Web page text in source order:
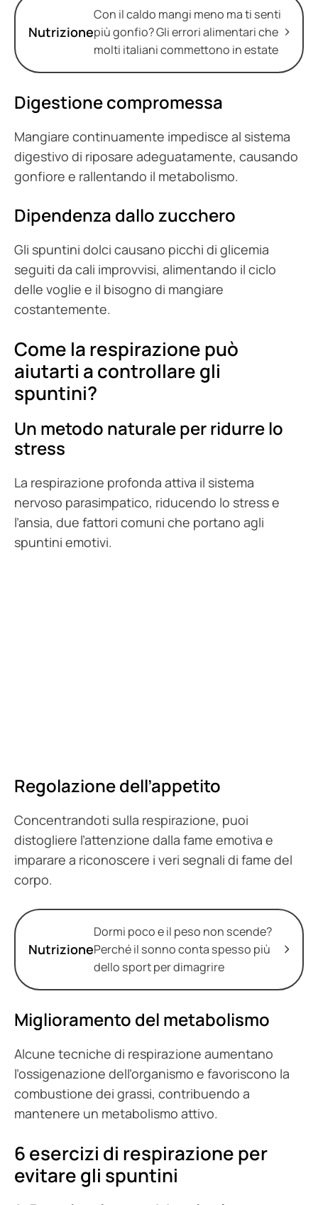
Nutrizione
Con il caldo mangi meno ma ti senti
più gonfio? Gli errori alimentari che
molti italiani commettono in estate
Digestione compromessa
Mangiare continuamente impedisce al sistema
digestivo di riposare adeguatamente, causando
gonfiore e rallentando il metabolismo.
Dipendenza dallo zucchero
Gli spuntini dolci causano picchi di glicemia
seguiti da cali improvvisi, alimentando il ciclo
delle voglie e il bisogno di mangiare
costantemente.
Come la respirazione può
aiutarti a controllare gli
spuntini?
Un metodo naturale per ridurre lo
stress
La respirazione profonda attiva il sistema
nervoso parasimpatico, riducendo lo stress e
l’ansia, due fattori comuni che portano agli
spuntini emotivi.
Regolazione dell’appetito
Concentrandoti sulla respirazione, puoi
distogliere l’attenzione dalla fame emotiva e
imparare a riconoscere i veri segnali di fame del
corpo.
Nutrizione
Dormi poco e il peso non scende?
Perché il sonno conta spesso più
dello sport per dimagrire
Miglioramento del metabolismo
Alcune tecniche di respirazione aumentano
l’ossigenazione dell’organismo e favoriscono la
combustione dei grassi, contribuendo a
mantenere un metabolismo attivo.
6 esercizi di respirazione per
evitare gli spuntini